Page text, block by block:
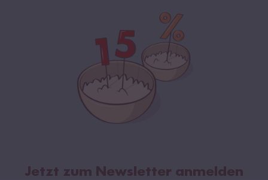
Jetzt zum Newsletter anmelden